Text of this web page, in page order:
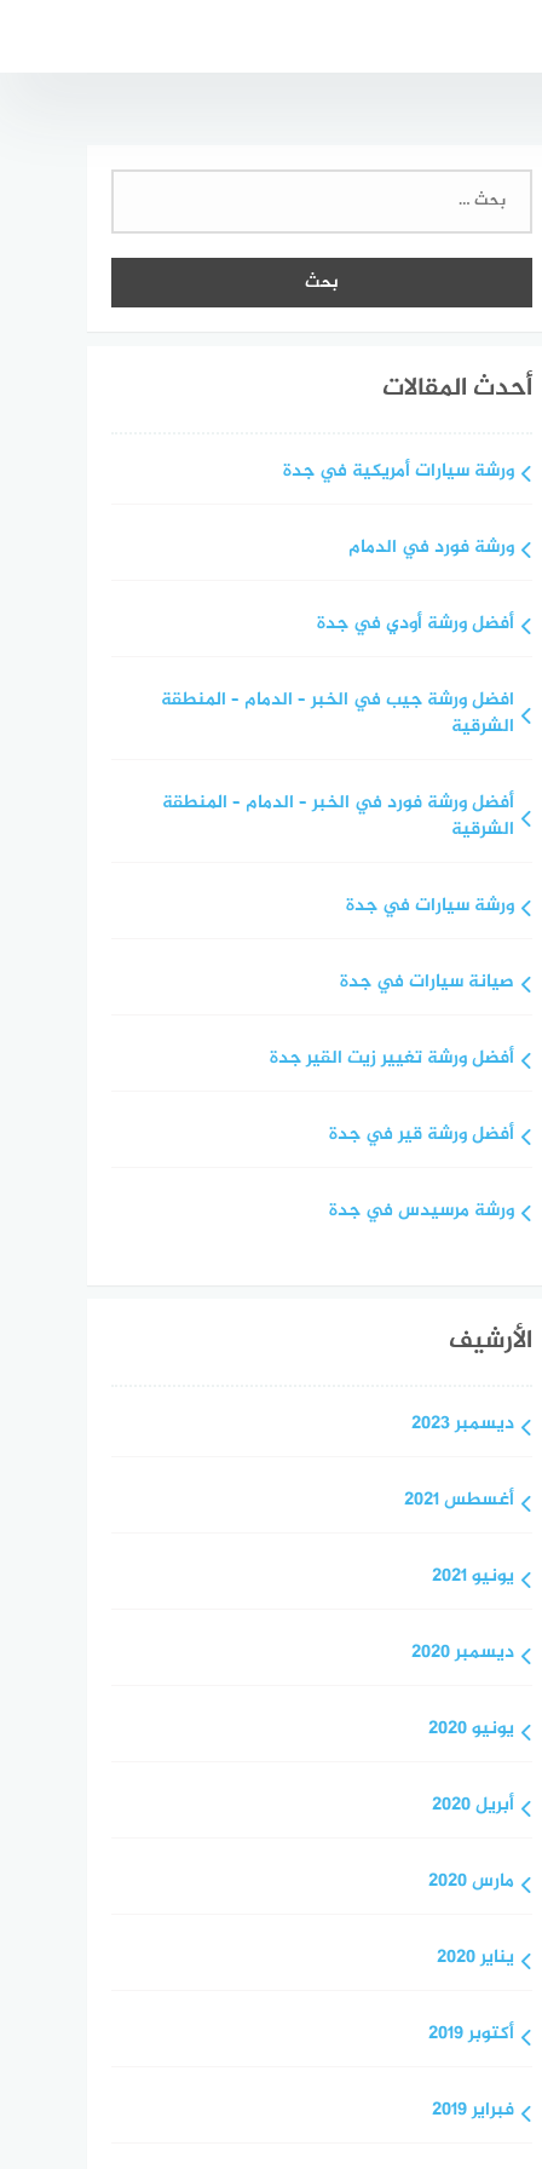
عن:
أحدث المقالات
ورشة سيارات أمريكية في جدة
ورشة فورد في الدمام
أفضل ورشة أودي في جدة
افضل ورشة جيب في الخبر – الدمام – المنطقة
الشرقية
أفضل ورشة فورد في الخبر – الدمام – المنطقة
الشرقية
ورشة سيارات في جدة
صيانة سيارات في جدة
أفضل ورشة تغيير زيت القير جدة
أفضل ورشة قير في جدة
ورشة مرسيدس في جدة
الأرشيف
ديسمبر 2023
أغسطس 2021
يونيو 2021
ديسمبر 2020
يونيو 2020
أبريل 2020
مارس 2020
يناير 2020
أكتوبر 2019
فبراير 2019